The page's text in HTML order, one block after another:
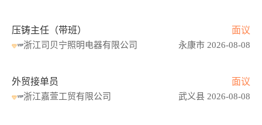
压铸主任（带班） 面议
浙江司贝宁照明电器有限公司 永康市 2026-08-08
外贸接单员 面议
浙江嘉萱工贸有限公司 武义县 2026-08-08